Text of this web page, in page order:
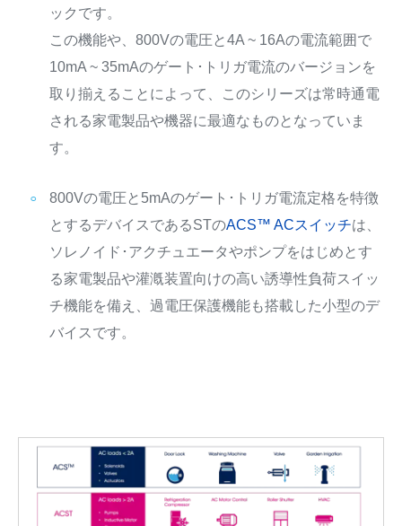
ックです。
この機能や、800Vの電圧と4A ~ 16Aの電流範囲で
10mA ~ 35mAのゲート･トリガ電流のバージョンを
取り揃えることによって、このシリーズは常時通電
される家電製品や機器に最適なものとなっていま
す。
800Vの電圧と5mAのゲート･トリガ電流定格を特徴
とするデバイスであるSTのACS™ ACスイッチは、
ソレノイド･アクチュエータやポンプをはじめとす
る家電製品や灌漑装置向けの高い誘導性負荷スイッ
チ機能を備え、過電圧保護機能も搭載した小型のデ
バイスです。